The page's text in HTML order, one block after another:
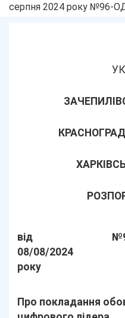
серпня 2024 року №96-
від
08/08/2024
року
Про покладання